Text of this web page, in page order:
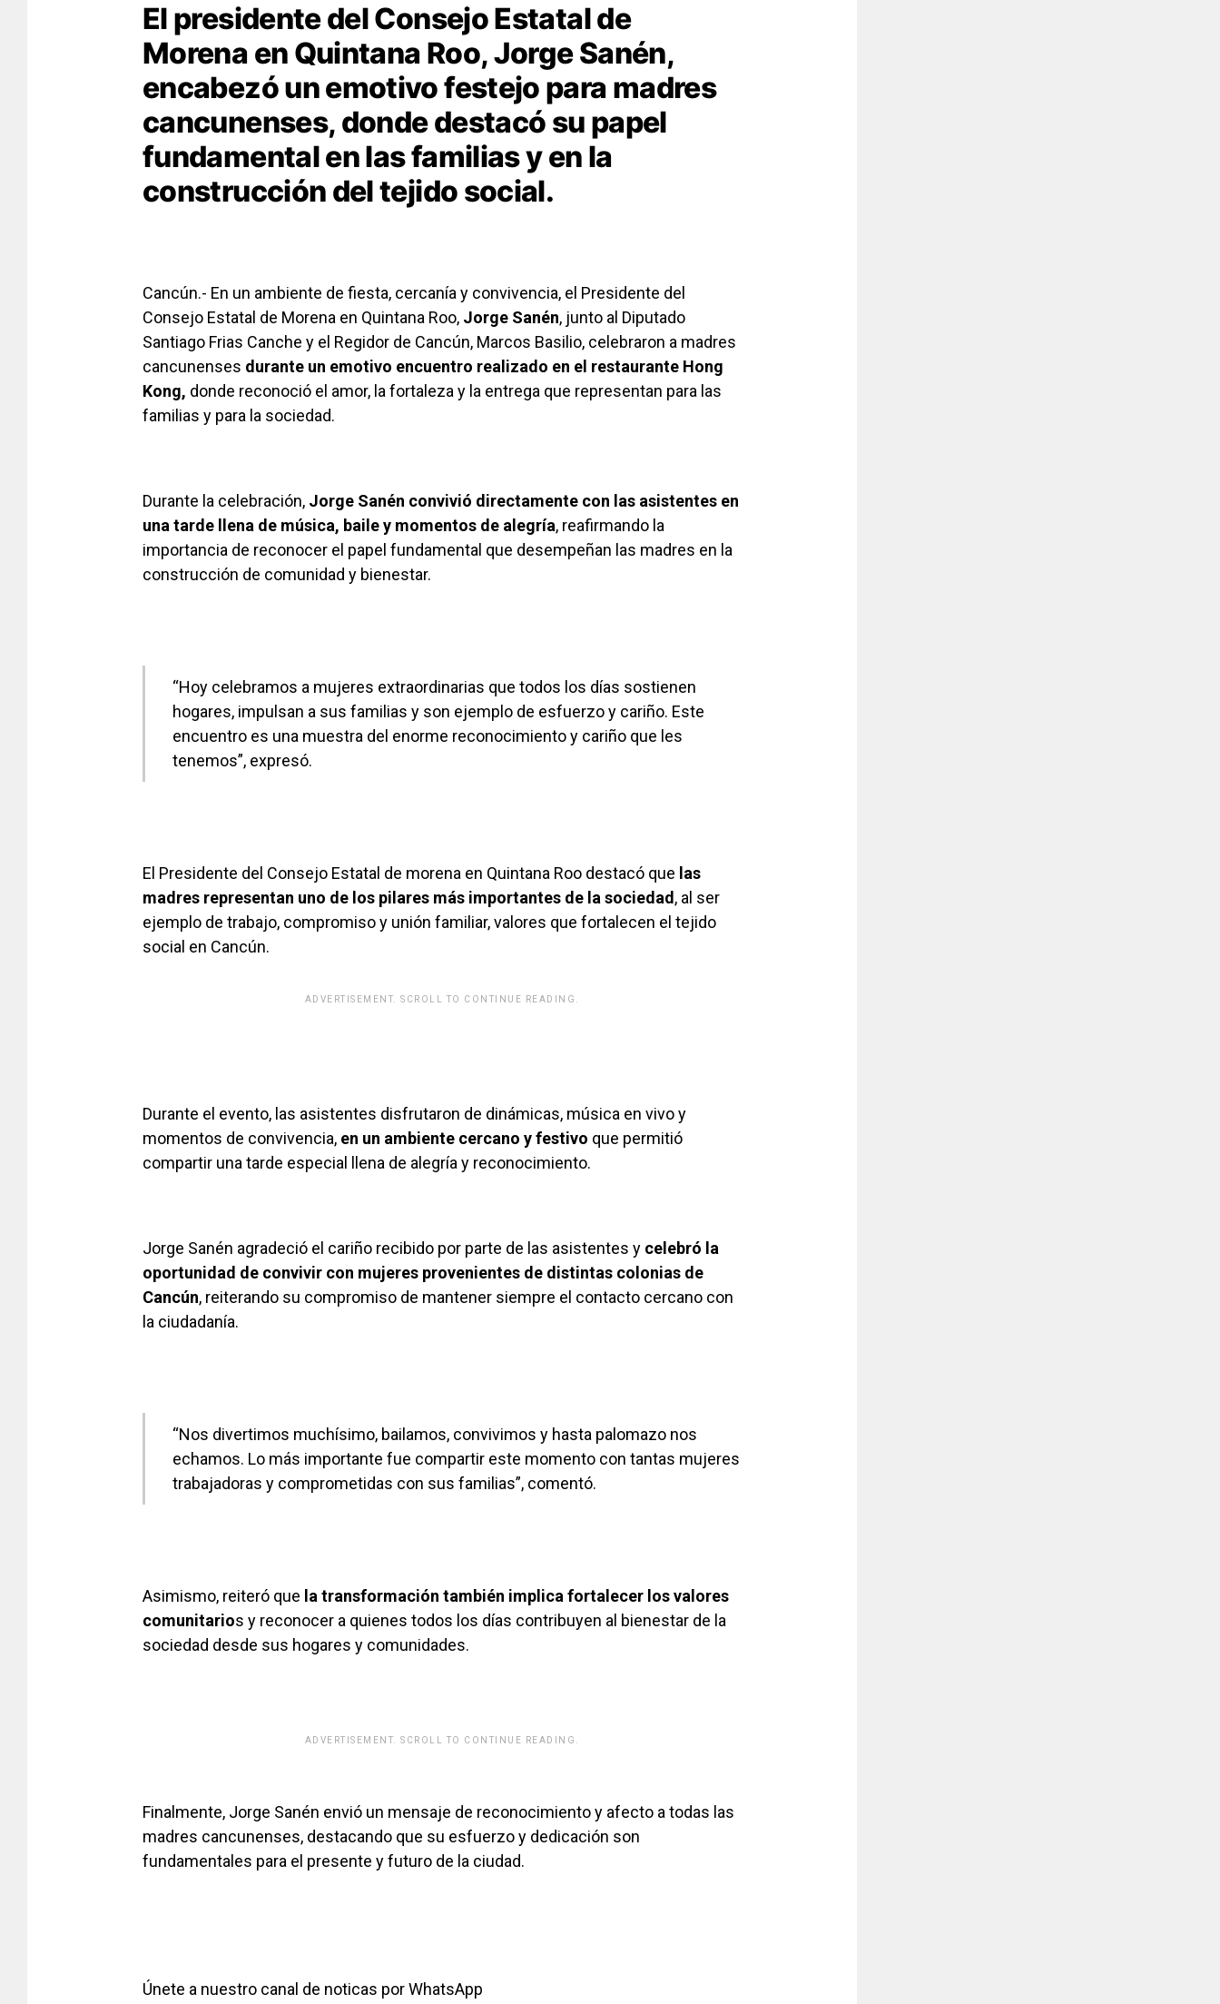
El presidente del Consejo Estatal de
Morena en Quintana Roo, Jorge Sanén,
encabezó un emotivo festejo para madres
cancunenses, donde destacó su papel
fundamental en las familias y en la
construcción del tejido social.
Cancún.- En un ambiente de fiesta, cercanía y convivencia, el Presidente del
Consejo Estatal de Morena en Quintana Roo, Jorge Sanén, junto al Diputado
Santiago Frias Canche y el Regidor de Cancún, Marcos Basilio, celebraron a madres
cancunenses durante un emotivo encuentro realizado en el restaurante Hong
Kong, donde reconoció el amor, la fortaleza y la entrega que representan para las
familias y para la sociedad.
Durante la celebración, Jorge Sanén convivió directamente con las asistentes en
una tarde llena de música, baile y momentos de alegría, reafirmando la
importancia de reconocer el papel fundamental que desempeñan las madres en la
construcción de comunidad y bienestar.
“Hoy celebramos a mujeres extraordinarias que todos los días sostienen
hogares, impulsan a sus familias y son ejemplo de esfuerzo y cariño. Este
encuentro es una muestra del enorme reconocimiento y cariño que les
tenemos”, expresó.
El Presidente del Consejo Estatal de morena en Quintana Roo destacó que las
madres representan uno de los pilares más importantes de la sociedad, al ser
ejemplo de trabajo, compromiso y unión familiar, valores que fortalecen el tejido
social en Cancún.
ADVERTISEMENT. SCROLL TO CONTINUE READING.
Durante el evento, las asistentes disfrutaron de dinámicas, música en vivo y
momentos de convivencia, en un ambiente cercano y festivo que permitió
compartir una tarde especial llena de alegría y reconocimiento.
Jorge Sanén agradeció el cariño recibido por parte de las asistentes y celebró la
oportunidad de convivir con mujeres provenientes de distintas colonias de
Cancún, reiterando su compromiso de mantener siempre el contacto cercano con
la ciudadanía.
“Nos divertimos muchísimo, bailamos, convivimos y hasta palomazo nos
echamos. Lo más importante fue compartir este momento con tantas mujeres
trabajadoras y comprometidas con sus familias”, comentó.
Asimismo, reiteró que la transformación también implica fortalecer los valores
comunitarios y reconocer a quienes todos los días contribuyen al bienestar de la
sociedad desde sus hogares y comunidades.
ADVERTISEMENT. SCROLL TO CONTINUE READING.
Finalmente, Jorge Sanén envió un mensaje de reconocimiento y afecto a todas las
madres cancunenses, destacando que su esfuerzo y dedicación son
fundamentales para el presente y futuro de la ciudad.
Únete a nuestro canal de noticas por WhatsApp